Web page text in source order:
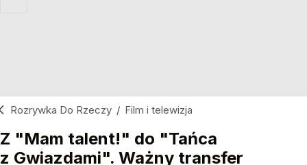
Rozrywka Do Rzeczy / Film i telewizja
Z "Mam talent!" do "Tańca
z Gwiazdami". Ważny transfer